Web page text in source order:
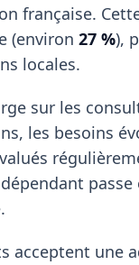
française.
(environ 27 %),
locales.
sur les
les besoins
passe
acceptent une